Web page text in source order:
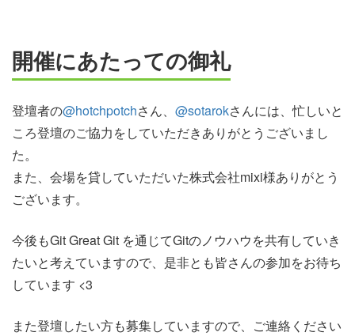
開催にあたっての御礼
登壇者の@hotchpotchさん、 @sotarokさんには、忙しいと
ころ登壇のご協力をしていただきありがとうございまし
た。
また、会場を貸していただいた株式会社mixi様ありがとう
ございます。
今後もGit Great Git を通じてGitのノウハウを共有していき
たいと考えていますので、是非とも皆さんの参加をお待ち
しています <3
また登壇したい方も募集していますので、ご連絡ください